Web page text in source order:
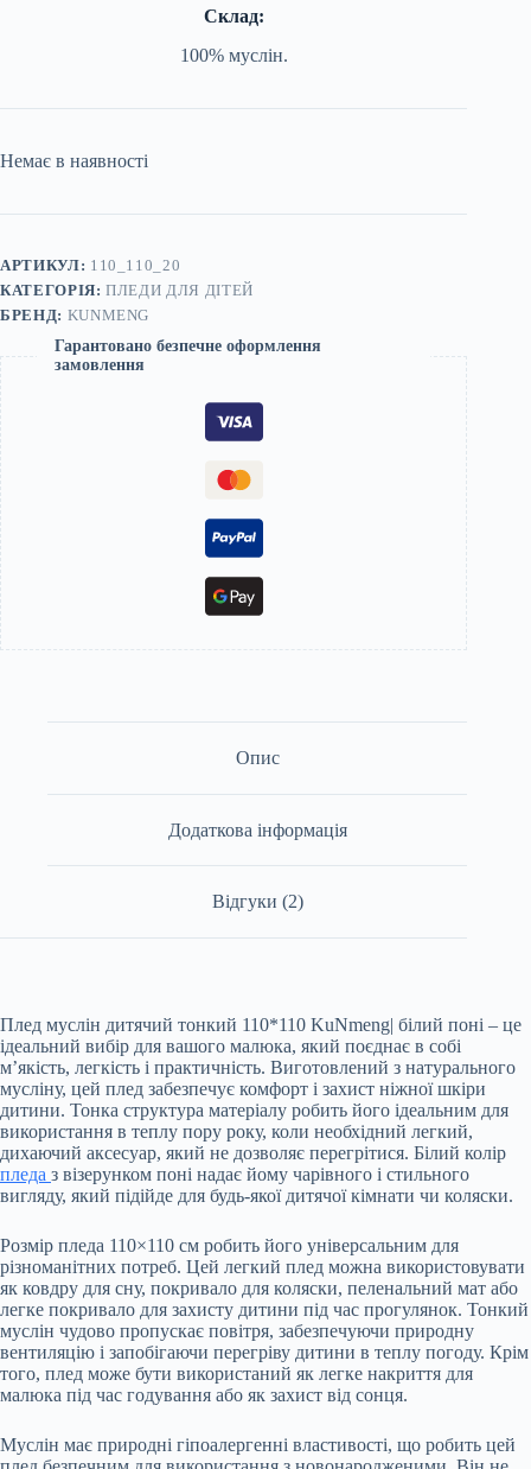
Склад:
100% муслін.
Немає в наявності
АРТИКУЛ: 110_110_20
КАТЕГОРІЯ:ПЛЕДИ ДЛЯ ДІТЕЙ
БРЕНД: KUNMENG
Гарантовано безпечне оформлення
замовлення
Опис
Додаткова інформація
Відгуки (2)
Плед муслін дитячий тонкий 110*110 KuNmeng| білий поні – це
ідеальний вибір для вашого малюка, який поєднає в собі
м’якість, легкість і практичність. Виготовлений з натурального
мусліну, цей плед забезпечує комфорт і захист ніжної шкіри
дитини. Тонка структура матеріалу робить його ідеальним для
використання в теплу пору року, коли необхідний легкий,
дихаючий аксесуар, який не дозволяє перегрітися. Білий колір
пледа з візерунком поні надає йому чарівного і стильного
вигляду, який підійде для будь-якої дитячої кімнати чи коляски.
Розмір пледа 110×110 см робить його універсальним для
різноманітних потреб. Цей легкий плед можна використовувати
як ковдру для сну, покривало для коляски, пеленальний мат або
легке покривало для захисту дитини під час прогулянок. Тонкий
муслін чудово пропускає повітря, забезпечуючи природну
вентиляцію і запобігаючи перегріву дитини в теплу погоду. Крім
того, плед може бути використаний як легке накриття для
малюка під час годування або як захист від сонця.
Муслін має природні гіпоалергенні властивості, що робить цей